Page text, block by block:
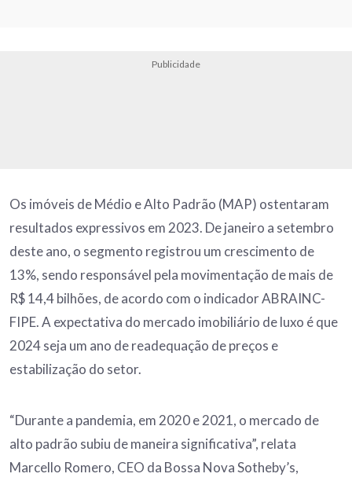
Publicidade
Os imóveis de Médio e Alto Padrão (MAP) ostentaram
resultados expressivos em 2023. De janeiro a setembro
deste ano, o segmento registrou um crescimento de
13%, sendo responsável pela movimentação de mais de
R$ 14,4 bilhões, de acordo com o indicador ABRAINC-
FIPE. A expectativa do mercado imobiliário de luxo é que
2024 seja um ano de readequação de preços e
estabilização do setor.
“Durante a pandemia, em 2020 e 2021, o mercado de
alto padrão subiu de maneira significativa”, relata
Marcello Romero, CEO da Bossa Nova Sotheby’s,